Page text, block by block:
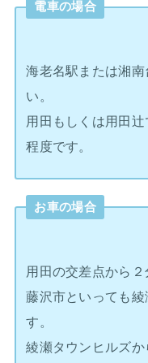
電車の場合
海老名駅または湘
い。
用田もしくは用田
程度です。
お車の場合
用田の交差点から２
藤沢市といっても
す。
綾瀬タウンヒルズ